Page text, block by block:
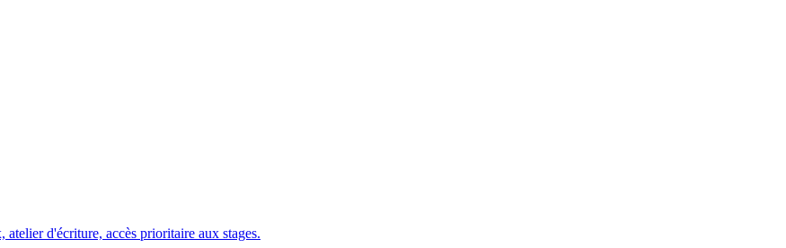
d'écriture, accès prioritaire aux stages.